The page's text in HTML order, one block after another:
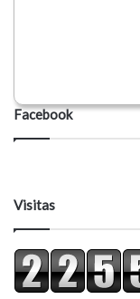
Facebook
Visitas